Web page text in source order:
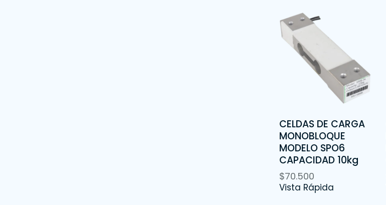
CELDAS DE CARGA
MONOBLOQUE
MODELO SPO6
CAPACIDAD 10kg
$70.500
Vista Rápida